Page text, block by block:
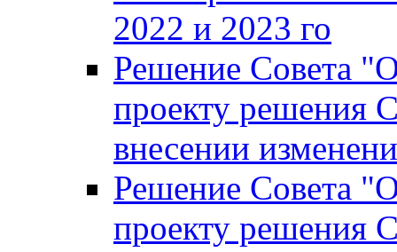
2022 и 2023 го
Решение Совета
проекту решения
внесении
Решение Совета
проекту решения